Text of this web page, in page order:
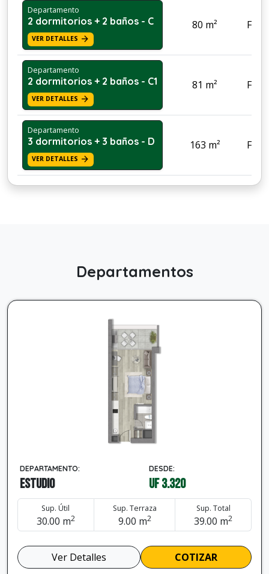
Departamento
2 dormitorios + 2 baños - C
VER DETALLES arrow_forward
80 m²
Departamento
2 dormitorios + 2 baños - C1
VER DETALLES arrow_forward
81 m²
Departamento
3 dormitorios + 3 baños - D
VER DETALLES arrow_forward
163 m²
Departamentos
DEPARTAMENTO:
Estudio
DESDE:
UF 3.320
Sup. Útil
30.00 m2
Sup. Terraza
9.00 m2
Sup. Total
39.00 m2
Ver Detalles COTIZAR